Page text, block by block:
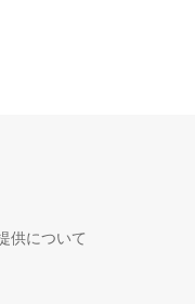
供について